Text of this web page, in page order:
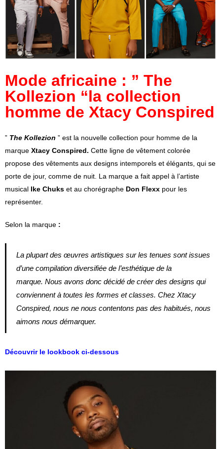
Mode africaine : ” The
Kollezion “la collection
homme de Xtacy Conspired
” The Kollezion ” est la nouvelle collection pour homme de la
marque Xtacy Conspired. Cette ligne de vêtement colorée
propose des vêtements aux designs intemporels et élégants, qui se
porte de jour, comme de nuit. La marque a fait appel à l’artiste
musical Ike Chuks et au chorégraphe Don Flexx pour les
représenter.
Selon la marque :
La plupart des œuvres artistiques sur les tenues sont issues
d’une compilation diversifiée de l’esthétique de la
marque. Nous avons donc décidé de créer des designs qui
conviennent à toutes les formes et classes. Chez Xtacy
Conspired, nous ne nous contentons pas des habitués, nous
aimons nous démarquer.
Découvrir le lookbook ci-dessous